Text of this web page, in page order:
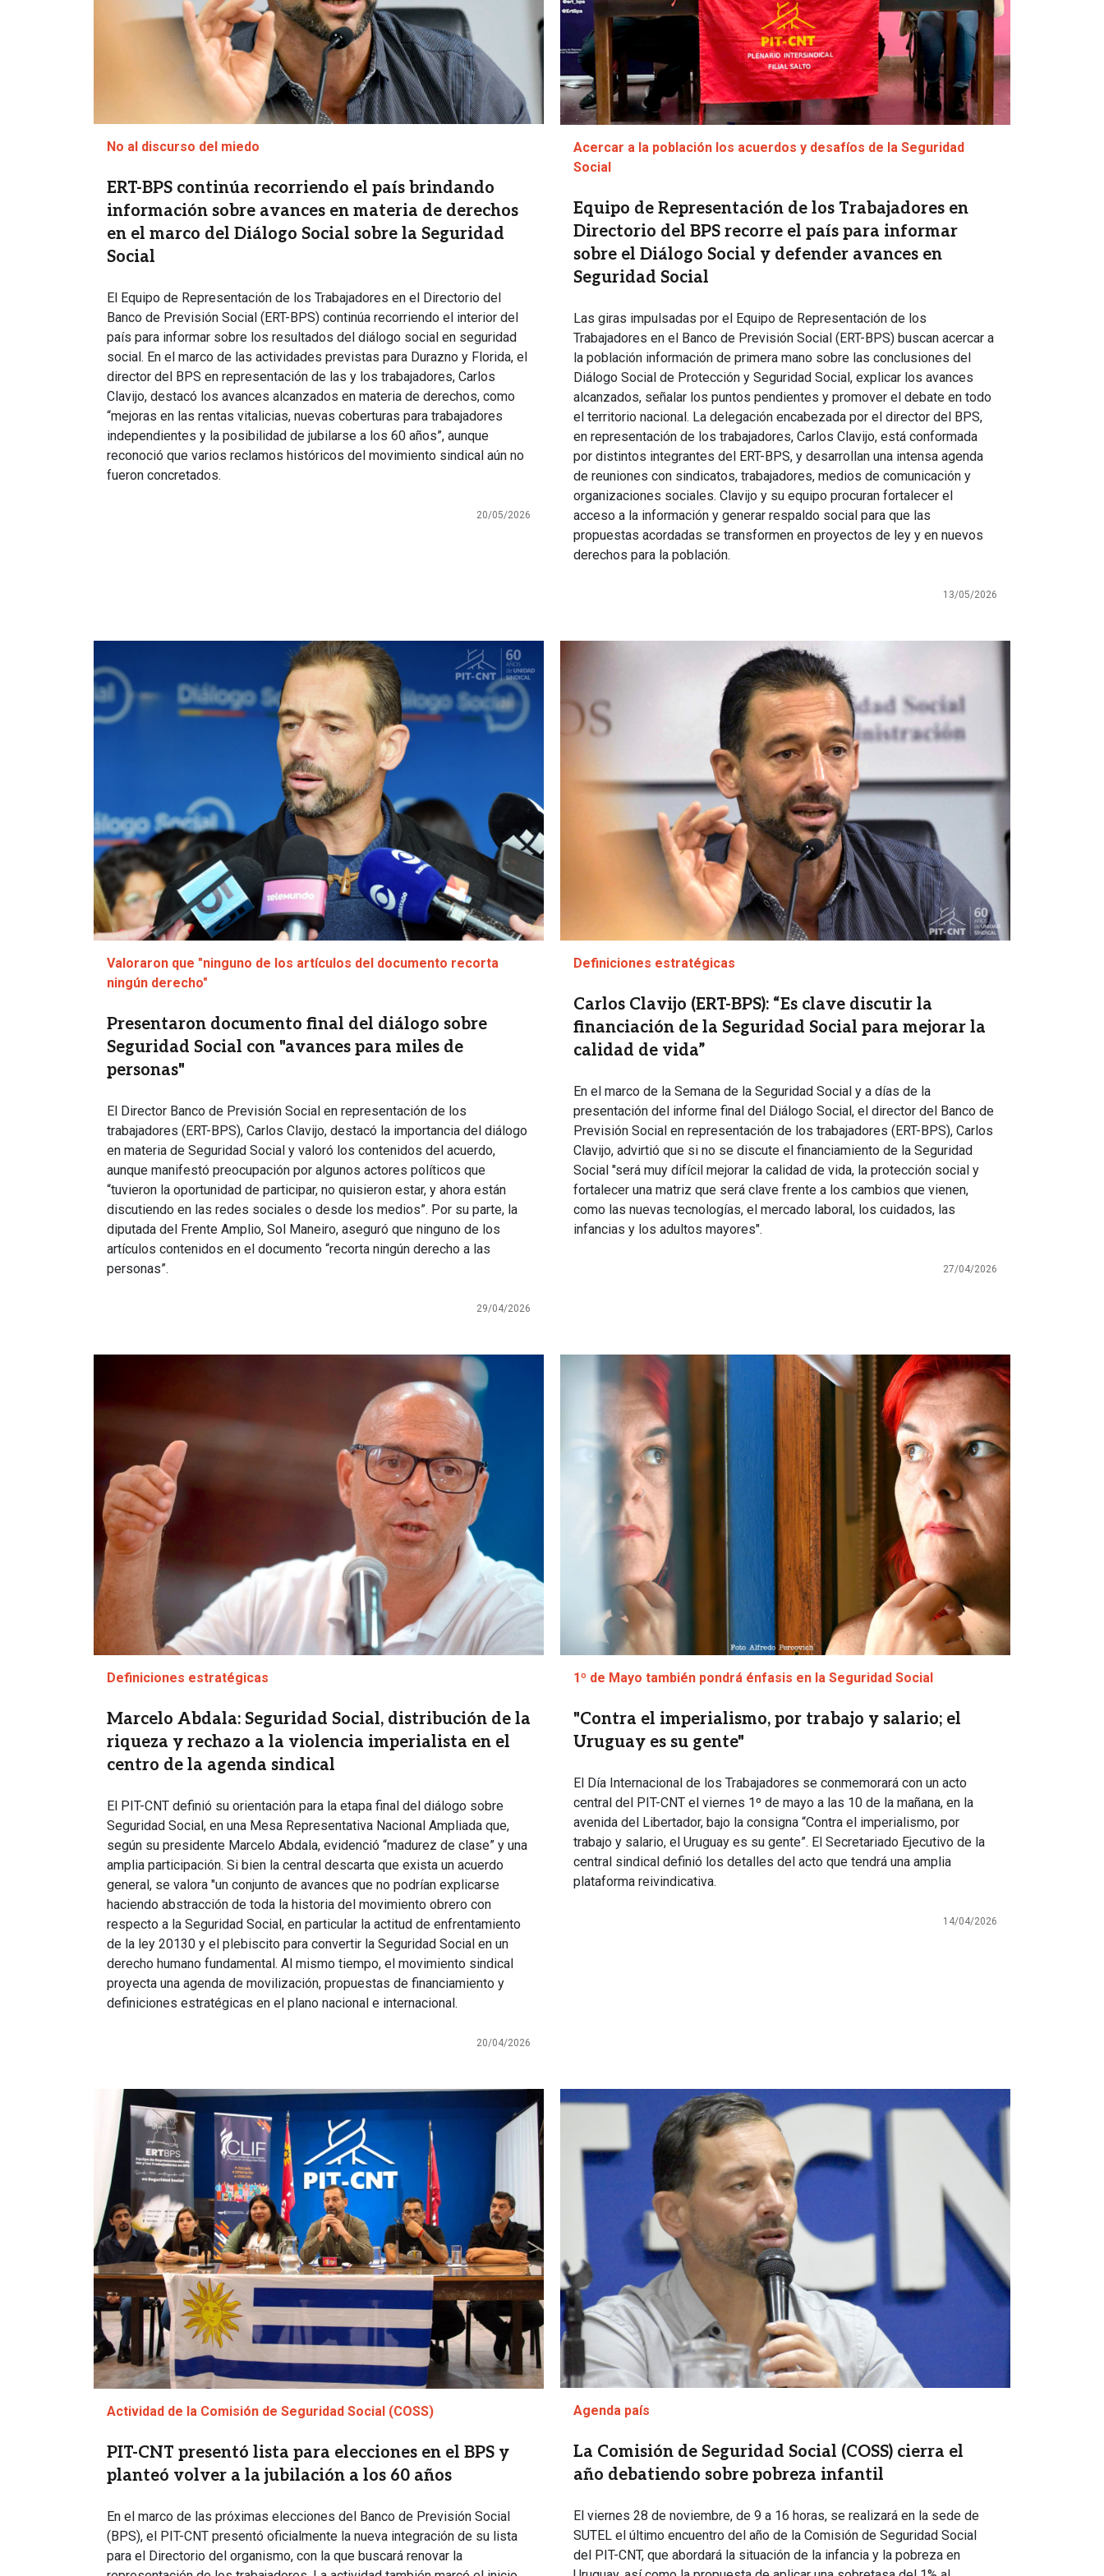
No al discurso del miedo
ERT-BPS continúa recorriendo el país brindando
información sobre avances en materia de derechos
en el marco del Diálogo Social sobre la Seguridad
Social
El Equipo de Representación de los Trabajadores en el Directorio del
Banco de Previsión Social (ERT-BPS) continúa recorriendo el interior del
país para informar sobre los resultados del diálogo social en seguridad
social. En el marco de las actividades previstas para Durazno y Florida, el
director del BPS en representación de las y los trabajadores, Carlos
Clavijo, destacó los avances alcanzados en materia de derechos, como
“mejoras en las rentas vitalicias, nuevas coberturas para trabajadores
independientes y la posibilidad de jubilarse a los 60 años”, aunque
reconoció que varios reclamos históricos del movimiento sindical aún no
fueron concretados.
20/05/2026
Acercar a la población los acuerdos y desafíos de la Seguridad
Social
Equipo de Representación de los Trabajadores en
Directorio del BPS recorre el país para informar
sobre el Diálogo Social y defender avances en
Seguridad Social
Las giras impulsadas por el Equipo de Representación de los
Trabajadores en el Banco de Previsión Social (ERT-BPS) buscan acercar a
la población información de primera mano sobre las conclusiones del
Diálogo Social de Protección y Seguridad Social, explicar los avances
alcanzados, señalar los puntos pendientes y promover el debate en todo
el territorio nacional. La delegación encabezada por el director del BPS,
en representación de los trabajadores, Carlos Clavijo, está conformada
por distintos integrantes del ERT-BPS, y desarrollan una intensa agenda
de reuniones con sindicatos, trabajadores, medios de comunicación y
organizaciones sociales. Clavijo y su equipo procuran fortalecer el
acceso a la información y generar respaldo social para que las
propuestas acordadas se transformen en proyectos de ley y en nuevos
derechos para la población.
13/05/2026
Valoraron que "ninguno de los artículos del documento recorta
ningún derecho"
Presentaron documento final del diálogo sobre
Seguridad Social con "avances para miles de
personas"
El Director Banco de Previsión Social en representación de los
trabajadores (ERT-BPS), Carlos Clavijo, destacó la importancia del diálogo
en materia de Seguridad Social y valoró los contenidos del acuerdo,
aunque manifestó preocupación por algunos actores políticos que
“tuvieron la oportunidad de participar, no quisieron estar, y ahora están
discutiendo en las redes sociales o desde los medios”. Por su parte, la
diputada del Frente Amplio, Sol Maneiro, aseguró que ninguno de los
artículos contenidos en el documento “recorta ningún derecho a las
personas”.
29/04/2026
Definiciones estratégicas
Carlos Clavijo (ERT-BPS): “Es clave discutir la
financiación de la Seguridad Social para mejorar la
calidad de vida”
En el marco de la Semana de la Seguridad Social y a días de la
presentación del informe final del Diálogo Social, el director del Banco de
Previsión Social en representación de los trabajadores (ERT-BPS), Carlos
Clavijo, advirtió que si no se discute el financiamiento de la Seguridad
Social "será muy difícil mejorar la calidad de vida, la protección social y
fortalecer una matriz que será clave frente a los cambios que vienen,
como las nuevas tecnologías, el mercado laboral, los cuidados, las
infancias y los adultos mayores".
27/04/2026
Definiciones estratégicas
Marcelo Abdala: Seguridad Social, distribución de la
riqueza y rechazo a la violencia imperialista en el
centro de la agenda sindical
El PIT-CNT definió su orientación para la etapa final del diálogo sobre
Seguridad Social, en una Mesa Representativa Nacional Ampliada que,
según su presidente Marcelo Abdala, evidenció “madurez de clase” y una
amplia participación. Si bien la central descarta que exista un acuerdo
general, se valora "un conjunto de avances que no podrían explicarse
haciendo abstracción de toda la historia del movimiento obrero con
respecto a la Seguridad Social, en particular la actitud de enfrentamiento
de la ley 20130 y el plebiscito para convertir la Seguridad Social en un
derecho humano fundamental. Al mismo tiempo, el movimiento sindical
proyecta una agenda de movilización, propuestas de financiamiento y
definiciones estratégicas en el plano nacional e internacional.
20/04/2026
1º de Mayo también pondrá énfasis en la Seguridad Social
"Contra el imperialismo, por trabajo y salario; el
Uruguay es su gente"
El Día Internacional de los Trabajadores se conmemorará con un acto
central del PIT-CNT el viernes 1º de mayo a las 10 de la mañana, en la
avenida del Libertador, bajo la consigna “Contra el imperialismo, por
trabajo y salario, el Uruguay es su gente”. El Secretariado Ejecutivo de la
central sindical definió los detalles del acto que tendrá una amplia
plataforma reivindicativa.
14/04/2026
Imagen
Actividad de la Comisión de Seguridad Social (COSS)
PIT-CNT presentó lista para elecciones en el BPS y
planteó volver a la jubilación a los 60 años
En el marco de las próximas elecciones del Banco de Previsión Social
(BPS), el PIT-CNT presentó oficialmente la nueva integración de su lista
para el Directorio del organismo, con la que buscará renovar la
Imagen
Agenda país
La Comisión de Seguridad Social (COSS) cierra el
año debatiendo sobre pobreza infantil
El viernes 28 de noviembre, de 9 a 16 horas, se realizará en la sede de
SUTEL el último encuentro del año de la Comisión de Seguridad Social
del PIT-CNT, que abordará la situación de la infancia y la pobreza en